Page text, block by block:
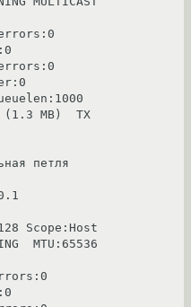
txqueuelen:1000
петля
128 Scope:Host